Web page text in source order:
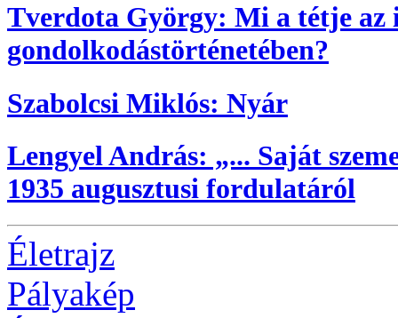
Tverdota György: Mi a tétje az
gondolkodástörténetében?
Szabolcsi Miklós: Nyár
Lengyel András: „... Saját
1935 augusztusi fordulatáról
Életrajz
Pályakép